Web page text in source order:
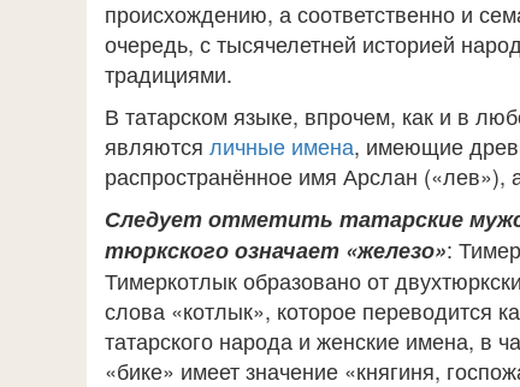
происхождению, а соответственно и
очередь, с тысячелетней историей
традициями.
В татарском языке, впрочем, как и в
являются личные имена, имеющие
распространённое имя Арслан
Следует отметить татарские
тюркского означает «железо»:
Тимеркотлык образовано от
слова «котлык», которое переводится
татарского народа и женские имена, в
«бике» имеет значение «княгиня,